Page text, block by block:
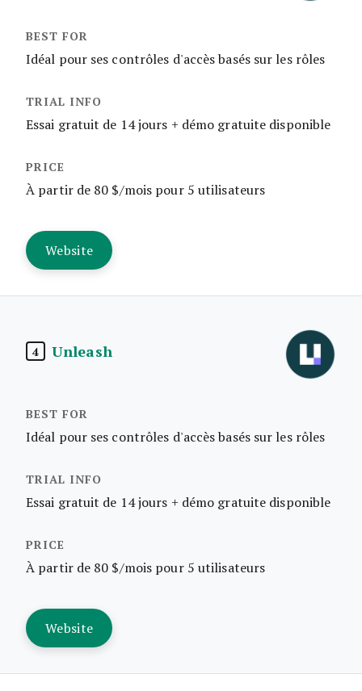
Idéal pour ses contrôles d'accès basés sur les rôles
Essai gratuit de 14 jours + démo gratuite disponible
À partir de 80 $/mois pour 5 utilisateurs
Website
4 Unleash
Idéal pour ses contrôles d'accès basés sur les rôles
Essai gratuit de 14 jours + démo gratuite disponible
À partir de 80 $/mois pour 5 utilisateurs
Website